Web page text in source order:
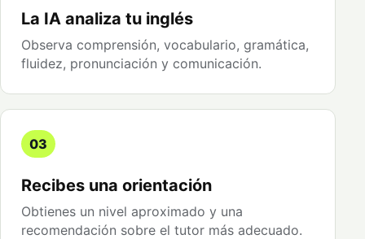
La IA analiza tu inglés
Observa comprensión, vocabulario, gramática,
fluidez, pronunciación y comunicación.
03
Recibes una orientación
Obtienes un nivel aproximado y una
recomendación sobre el tutor más adecuado.